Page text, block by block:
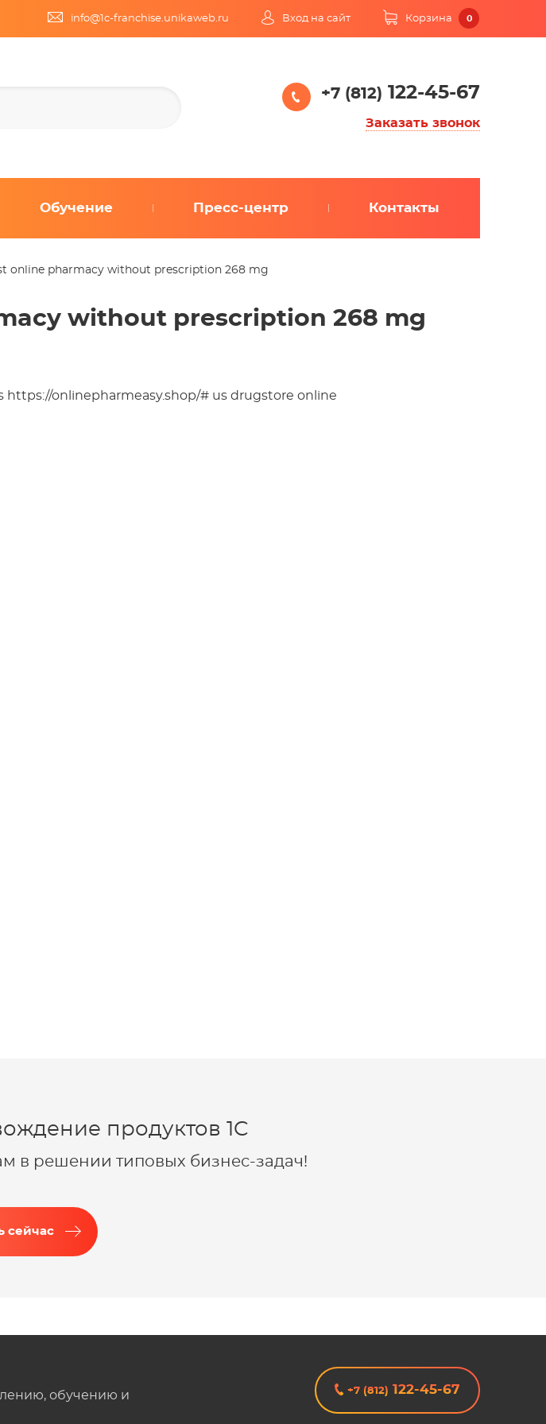
info@1c-franchise.unikaweb.ru Вход на сайт Корзина 0
+7 (812) 122-45-67
Заказать звонок
Обучение Пресс-центр Контакты
online pharmacy without prescription 268 mg
without prescription 268 mg
https://onlinepharmeasy.shop/# us drugstore online
продуктов 1C
в решении типовых бизнес-задач!
сейчас
обучению и
+7 (812) 122-45-67